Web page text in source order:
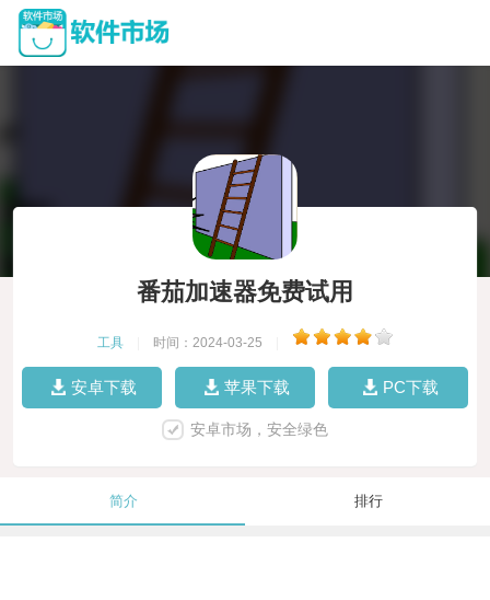
番茄加速器免费试用
工具 时间：2024-03-25
安卓下载 苹果下载 PC下载
安卓市场，安全绿色
简介 排行